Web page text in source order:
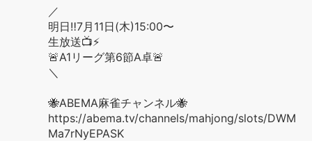
／
明日‼️7月11日(木)15:00〜
生放送📺⚡️
🚨A1リーグ第6節A卓🚨
＼
🐝ABEMA麻雀チャンネル🐝
https://abema.tv/channels/mahjong/slots/DWM
Ma7rNyEPASK